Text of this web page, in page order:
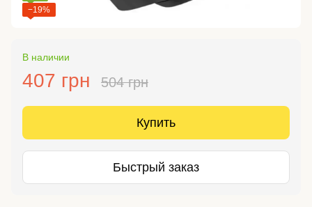
−19%
В наличии
407 грн 504 грн
Купить
Быстрый заказ